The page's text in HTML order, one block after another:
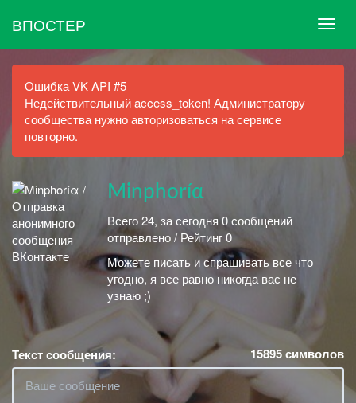
ВПОСТЕР
Ошибка VK API #5
Недействительный access_token! Администратору
сообщества нужно авторизоваться на сервисе
повторно.
Minphoríα
Всего 24, за сегодня 0 сообщений
отправлено / Рейтинг 0
Можете писать и спрашивать все что
угодно, я все равно никогда вас не
узнаю ;)
Текст сообщения: 15895символов